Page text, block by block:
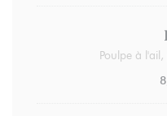
Poulpe à